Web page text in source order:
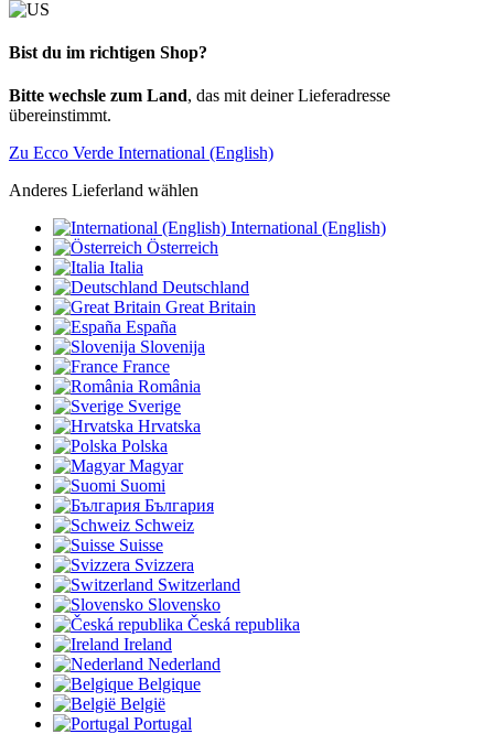
Bist du im richtigen Shop?
Bitte wechsle zum Land, das mit deiner Lieferadresse
übereinstimmt.
Zu Ecco Verde International (English)
Anderes Lieferland wählen
International (English)
Österreich
Italia
Deutschland
Great Britain
España
Slovenija
France
România
Sverige
Hrvatska
Polska
Magyar
Suomi
България
Schweiz
Suisse
Svizzera
Switzerland
Slovensko
Česká republika
Ireland
Nederland
Belgique
België
Portugal